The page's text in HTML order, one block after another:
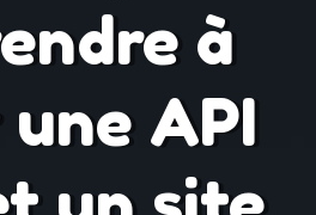
à
API